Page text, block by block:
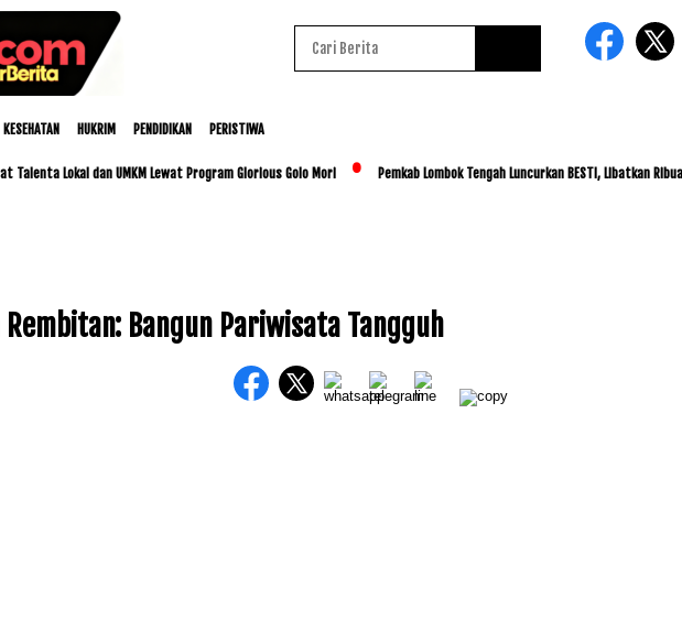
KESEHATAN HUKRIM PENDIDIKAN PERISTIWA
Lokal dan UMKM Lewat Program Glorious Golo Mori Pemkab Lombok Tengah Luncurkan BESTI, Libatkan Ribuan
Bangun Pariwisata Tangguh
Mandalika Berbasis Masyarakat